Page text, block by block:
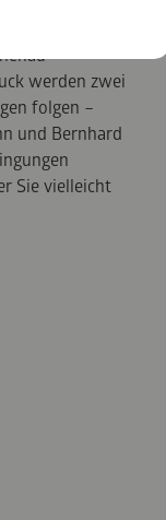
werden zwei
folgen –
und Bernhard
Sie vielleicht